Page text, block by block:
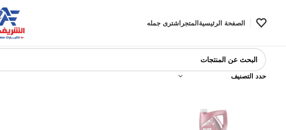
الصفحة الرئيسيةالمتجر اشترى جمله
حدد التصنيف